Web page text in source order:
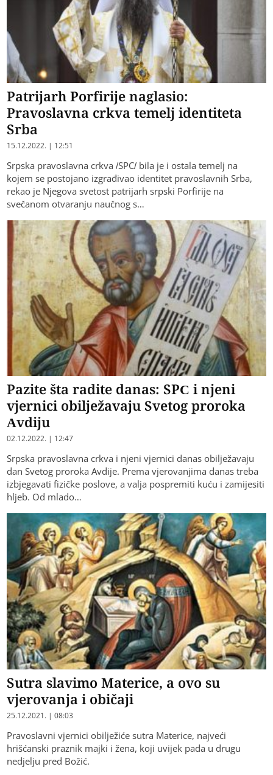
Patrijarh Porfirije naglasio:
Pravoslavna crkva temelj identiteta
Srba
15.12.2022. | 12:51
Srpska pravoslavna crkva /SPC/ bila je i ostala temelj na
kojem se postojano izgrađivao identitet pravoslavnih Srba,
rekao je Njegova svetost patrijarh srpski Porfirije na
svečanom otvaranju naučnog s…
Pazite šta radite danas: SPC i njeni
vjernici obilježavaju Svetog proroka
Avdiju
02.12.2022. | 12:47
Srpska pravoslavna crkva i njeni vjernici danas obilježavaju
dan Svetog proroka Avdije. Prema vjerovanjima danas treba
izbjegavati fizičke poslove, a valja pospremiti kuću i zamijesiti
hljeb. Od mlado…
Sutra slavimo Materice, a ovo su
vjerovanja i običaji
25.12.2021. | 08:03
Pravoslavni vjernici obilježiće sutra Materice, najveći
hrišćanski praznik majki i žena, koji uvijek pada u drugu
nedjelju pred Božić.